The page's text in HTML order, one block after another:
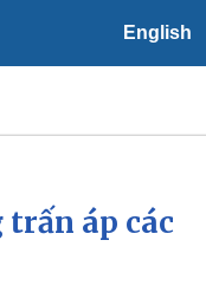
English
áp các